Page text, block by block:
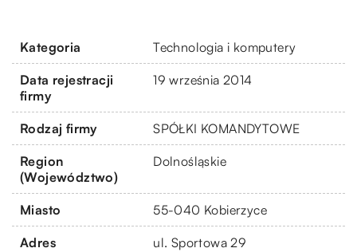
Kategoria Technologia i komputery
Data rejestracji
firmy
19 września 2014
Rodzaj firmy SPÓŁKI KOMANDYTOWE
Region
(Województwo)
Dolnośląskie
Miasto 55-040 Kobierzyce
Adres ul. Sportowa 29